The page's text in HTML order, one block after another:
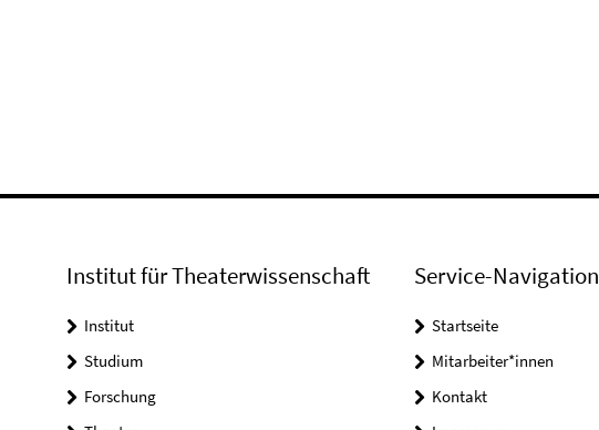
Institut für Theaterwissenschaft
Institut
Studium
Forschung
Service-Navigation
Startseite
Mitarbeiter*innen
Kontakt